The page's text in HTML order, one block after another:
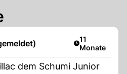
Artikel
11
Monate
dem Schumi Junior